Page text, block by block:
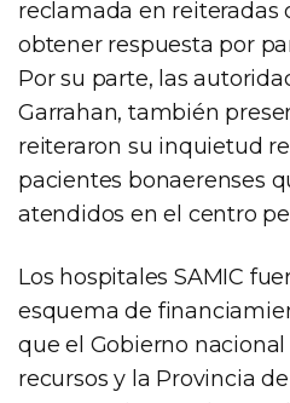
reclamada en reiteradas
obtener respuesta por
Por su parte, las
Garrahan, también
reiteraron su inquietud
pacientes bonaerenses
atendidos en el centro
Los hospitales SAMIC
esquema de
que el Gobierno
recursos y la Provincia